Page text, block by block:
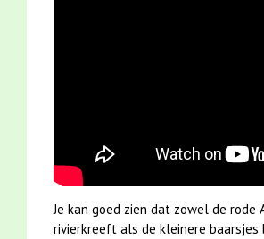
Je kan goed zien dat zowel de rode
rivierkreeft als de kleinere baarsjes